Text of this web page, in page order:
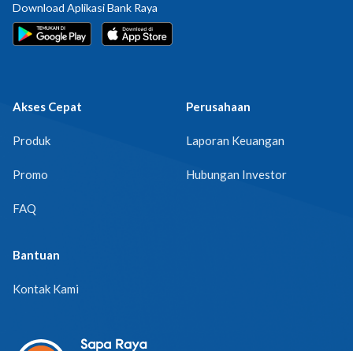
Download Aplikasi Bank Raya
Akses Cepat
Produk
Promo
FAQ
Perusahaan
Laporan Keuangan
Hubungan Investor
Bantuan
Kontak Kami